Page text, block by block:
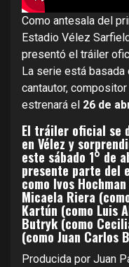
Como antesala del
Estadio Vélez
presentó el tráiler
La serie está
cantautor,
estrenará el 26 de
El tráiler oficial se
en Vélez y
este sábado 1° de
presente parte del
como Ivos
Micaela Riera
Kartún (como Luis
Butryk (como
(como Juan Carlos
Producida por Juan